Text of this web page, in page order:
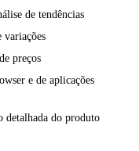
de tendências
variações
preços
e de aplicações
detalhada do produto